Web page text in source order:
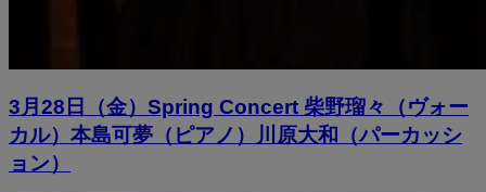
3月28日（金）Spring Concert 柴野瑠々（ヴォー
カル）本島可夢（ピアノ）川原大和（パーカッシ
ョン）